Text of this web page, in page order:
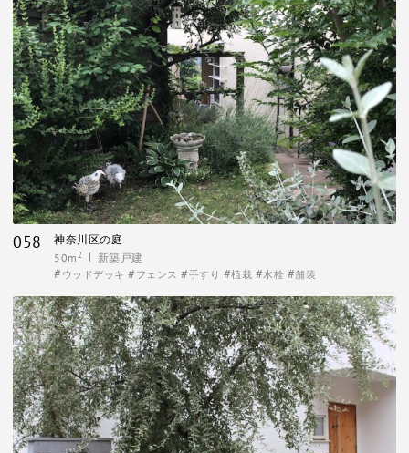
058
神奈川区の庭
50m 2 新築戸建
ウッドデッキ フェンス 手すり 植栽 水栓 舗装